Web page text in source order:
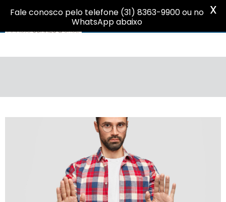
Fale conosco pelo telefone (31) 8363-9900 ou no
WhatsApp abaixo
X